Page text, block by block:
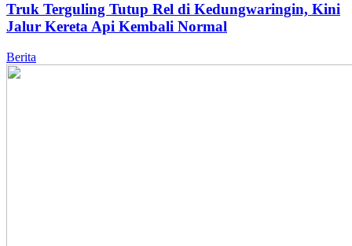
Truk Terguling Tutup Rel di Kedungwaringin, Kini
Jalur Kereta Api Kembali Normal
Berita